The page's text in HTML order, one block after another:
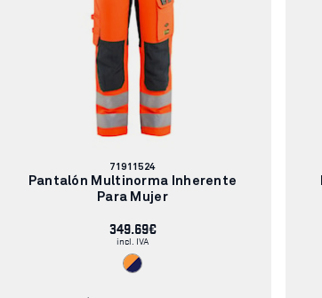
Número
de
artículo:
71911524
Pantalón Multinorma Inherente
Para Mujer
349.69€
incl. IVA